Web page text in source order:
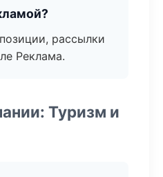
рассылки
Реклама.
Туризм и